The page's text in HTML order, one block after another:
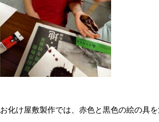
お化け屋敷製作では、赤色と黒色の絵の具